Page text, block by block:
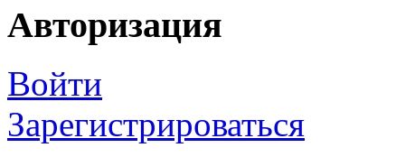
Авторизация
Войти
Зарегистрироваться